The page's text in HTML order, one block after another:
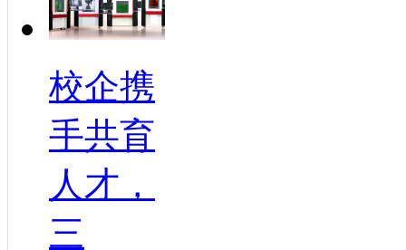
校企携
手共育
人才，
三